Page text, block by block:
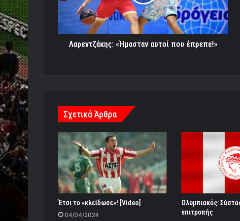
Λαρεντζάκης: «Ήμασταν αυτοί που έπρεπε!»
Σχετικά Άρθρα
Έτσι το «κλείδωσε»! [Video]
04/04/2024
Ολυμπιακός:
επιτροπής